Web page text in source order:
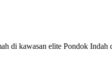
di kawasan elite Pondok Indah